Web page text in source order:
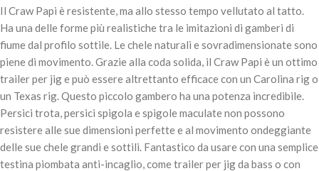
7,90 2 disponibili
AGGIUNGI AL
CARRELLO
Il Craw Papi è resistente, ma allo stesso tempo vellutato al tatto.
Ha una delle forme più realistiche tra le imitazioni di gamberi di
fiume dal profilo sottile. Le chele naturali e sovradimensionate sono
piene di movimento. Grazie alla coda solida, il Craw Papi è un ottimo
trailer per jig e può essere altrettanto efficace con un Carolina rig o
un Texas rig. Questo piccolo gambero ha una potenza incredibile.
Persici trota, persici spigola e spigole maculate non possono
resistere alle sue dimensioni perfette e al movimento ondeggiante
delle sue chele grandi e sottili. Fantastico da usare con una semplice
testina piombata anti-incaglio, come trailer per jig da bass o con